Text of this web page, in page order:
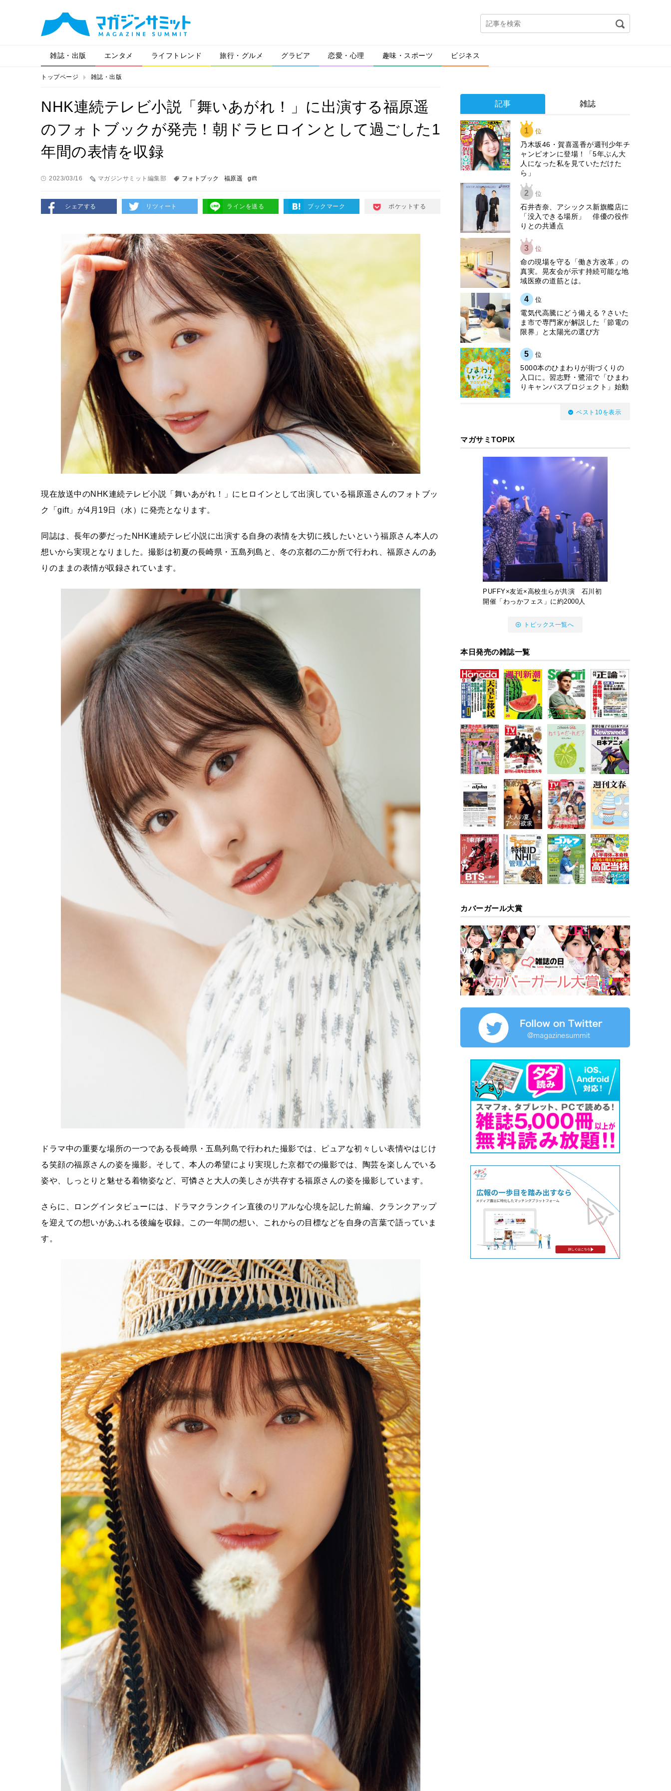
雑誌・出版 エンタメ ライフトレンド 旅行・グルメ グラビア 恋愛・心理 趣味・スポーツ ビジネス
トップページ 雑誌・出版
NHK連続テレビ小説「舞いあがれ！」に出演する福原遥
のフォトブックが発売！朝ドラヒロインとして過ごした1
年間の表情を収録
2023/03/16 マガジンサミット編集部 フォトブック 福原遥 gift
シェアする リツィート ラインを送る ブックマーク ポケットする
現在放送中のNHK連続テレビ小説「舞いあがれ！」にヒロインとして出演している福原遥さんのフォトブッ
ク「gift」が4月19日（水）に発売となります。
同誌は、長年の夢だったNHK連続テレビ小説に出演する自身の表情を大切に残したいという福原さん本人の
想いから実現となりました。撮影は初夏の長崎県・五島列島と、冬の京都の二か所で行われ、福原さんのあ
りのままの表情が収録されています。
ドラマ中の重要な場所の一つである長崎県・五島列島で行われた撮影では、ピュアな初々しい表情やはじけ
る笑顔の福原さんの姿を撮影。そして、本人の希望により実現した京都での撮影では、陶芸を楽しんでいる
姿や、しっとりと魅せる着物姿など、可憐さと大人の美しさが共存する福原さんの姿を撮影しています。
さらに、ロングインタビューには、ドラマクランクイン直後のリアルな心境を記した前編、クランクアップ
を迎えての想いがあふれる後編を収録。この一年間の想い、これからの目標などを自身の言葉で語っていま
す。
記事 雑誌
1 位
乃木坂46・賀喜遥香が週刊少年チ
ャンピオンに登場！「5年ぶん大
人になった私を見ていただけた
ら」
2 位
石井杏奈、アシックス新旗艦店に
「没入できる場所」 俳優の役作
りとの共通点
3 位
​命の現場を守る「働き方改革」の
真実。晃友会が示す持続可能な地
域医療の道筋とは。
4 位
電気代高騰にどう備える？さいた
ま市で専門家が解説した「節電の
限界」と太陽光の選び方
5 位
5000本のひまわりが街づくりの
入口に。習志野・鷺沼で「ひまわ
りキャンパスプロジェクト」始動
ベスト10を表示
マガサミTOPIX
PUFFY×友近×高校生らが共演 石川初
開催「わっかフェス」に約2000人
トピックス一覧へ
本日発売の雑誌一覧
カバーガール大賞